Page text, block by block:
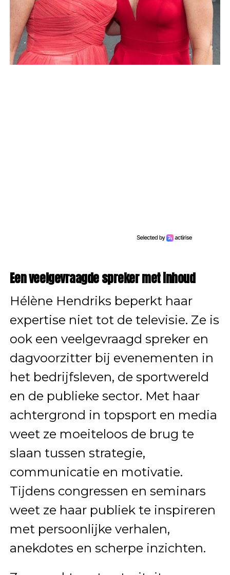
Een veelgevraagde spreker met inhoud
Hélène Hendriks beperkt haar
expertise niet tot de televisie. Ze is
ook een veelgevraagd spreker en
dagvoorzitter bij evenementen in
het bedrijfsleven, de sportwereld
en de publieke sector. Met haar
achtergrond in topsport en media
weet ze moeiteloos de brug te
slaan tussen strategie,
communicatie en motivatie.
Tijdens congressen en seminars
weet ze haar publiek te inspireren
met persoonlijke verhalen,
anekdotes en scherpe inzichten.